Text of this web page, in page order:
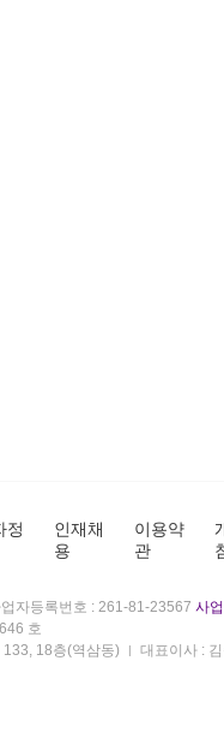
정
인재채
용
이용약
관
자등록번호 : 261-81-23567 사
호
18층(역삼동)
대표이사 :